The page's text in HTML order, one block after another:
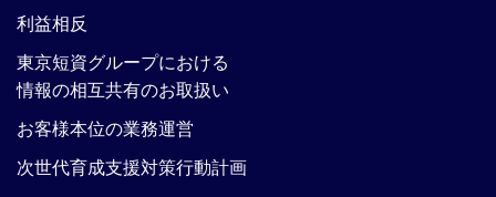
利益相反
東京短資グループにおける
情報の相互共有のお取扱い
お客様本位の業務運営
次世代育成支援対策行動計画